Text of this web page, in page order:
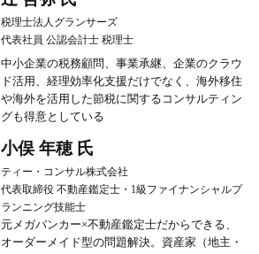
税理士法人グランサーズ
代表社員 公認会計士 税理士
中小企業の税務顧問、事業承継、企業のクラウ
ド活用、経理効率化支援だけでなく、海外移住
や海外を活用した節税に関するコンサルティン
グも得意としている
小俣 年穂 氏
ティー・コンサル株式会社
代表取締役 不動産鑑定士・1級ファイナンシャルプ
ランニング技能士
元メガバンカー×不動産鑑定士だからできる、
オーダーメイド型の問題解決。資産家（地主・